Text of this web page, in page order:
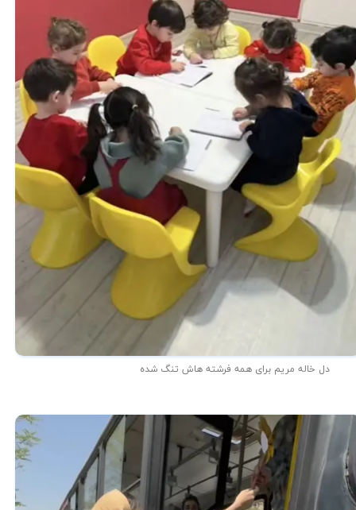
دل خاله مریم برای همه فرشته هاش تنگ شده